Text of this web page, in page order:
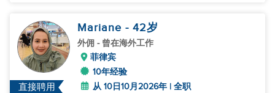
直接聘用
Mariane - 42岁
外佣 - 曾在海外工作
菲律宾
10年经验
从 10日10月2026年 | 全职